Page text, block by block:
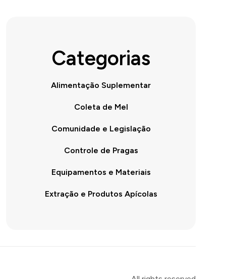
Categorias
Alimentação Suplementar
Coleta de Mel
Comunidade e Legislação
Controle de Pragas
Equipamentos e Materiais
Extração e Produtos Apícolas